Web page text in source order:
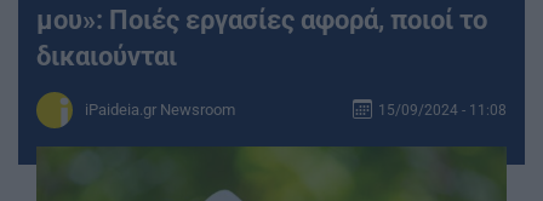
μου»: Ποιές εργασίες αφορά, ποιοί το
δικαιούνται
iPaideia.gr Newsroom 15/09/2024 - 11:08